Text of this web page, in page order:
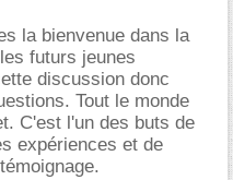
la bienvenue dans la
futurs jeunes
discussion donc
Tout le monde
C'est l'un des buts de
expériences et de